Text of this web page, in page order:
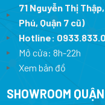
71 Nguyễn Thị
Phú, Quận 7 cũ)
Hotline:
Mở cửa: 8h-22h
Xem bản đồ
SHOWROOM